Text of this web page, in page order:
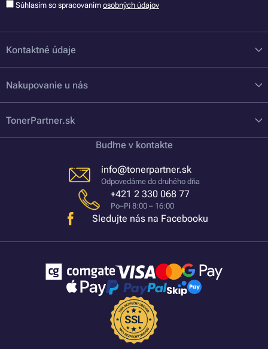
Súhlasím so spracovaním osobných údajov
Kontaktné údaje
Nakupovanie u nás
TonerPartner.sk
Buďme v kontakte
info@tonerpartner.sk
Odpovedáme do druhého dňa
+421 2 330 068 77
Po–Pi 8:00 – 16:00
Sledujte nás na Facebooku